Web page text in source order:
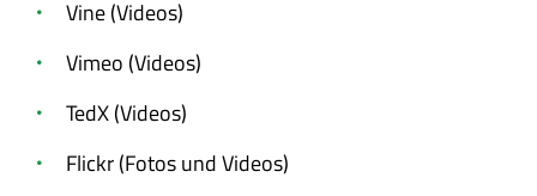
Vine (Videos)
Vimeo (Videos)
TedX (Videos)
Flickr (Fotos und Videos)